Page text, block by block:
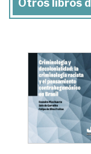
Otros libros